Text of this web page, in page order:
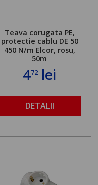
Teava corugata PE,
protectie cablu DE 50
450 N/m Elcor, rosu,
50m
472 lei
DETALII